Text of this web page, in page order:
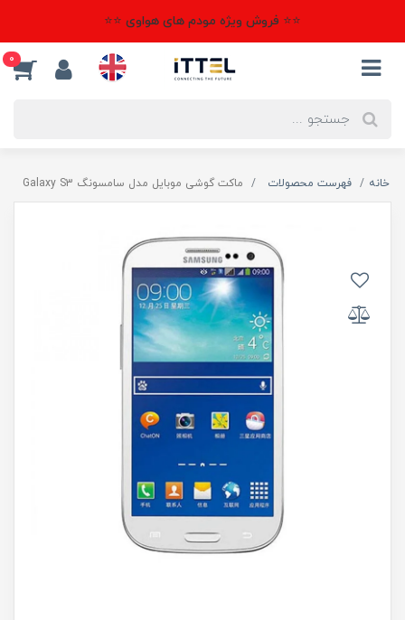
⭐⭐ فروش ویژه مودم های هواوی ⭐⭐
0
خانه فهرست محصولات ماکت گوشی موبایل مدل سامسونگ Galaxy S3